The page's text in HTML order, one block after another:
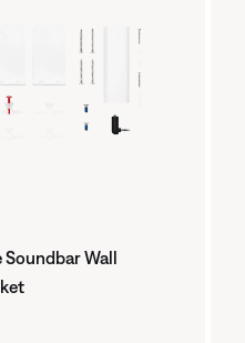
Soundbar Wall